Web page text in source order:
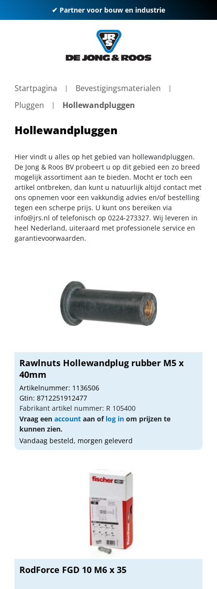
✔ Partner voor bouw en industrie
Startpagina
Bevestigingsmaterialen
Pluggen
Hollewandpluggen
Hollewandpluggen
Hier vindt u alles op het gebied van hollewandpluggen.
De Jong & Roos BV probeert u op dit gebied een zo breed
mogelijk assortiment aan te bieden. Mocht er toch een
artikel ontbreken, dan kunt u natuurlijk altijd contact met
ons opnemen voor een vakkundig advies en/of bestelling
tegen een scherpe prijs. U kunt ons bereiken via
info@jrs.nl of telefonisch op 0224-273327. Wij leveren in
heel Nederland, uiteraard met professionele service en
garantievoorwaarden.
Rawlnuts Hollewandplug rubber M5 x
40mm
Artikelnummer: 1136506
Gtin: 8712251912477
Fabrikant artikel nummer: R 105400
Vraag een account aan of log in om prijzen te
kunnen zien.
Vandaag besteld, morgen geleverd
RodForce FGD 10 M6 x 35